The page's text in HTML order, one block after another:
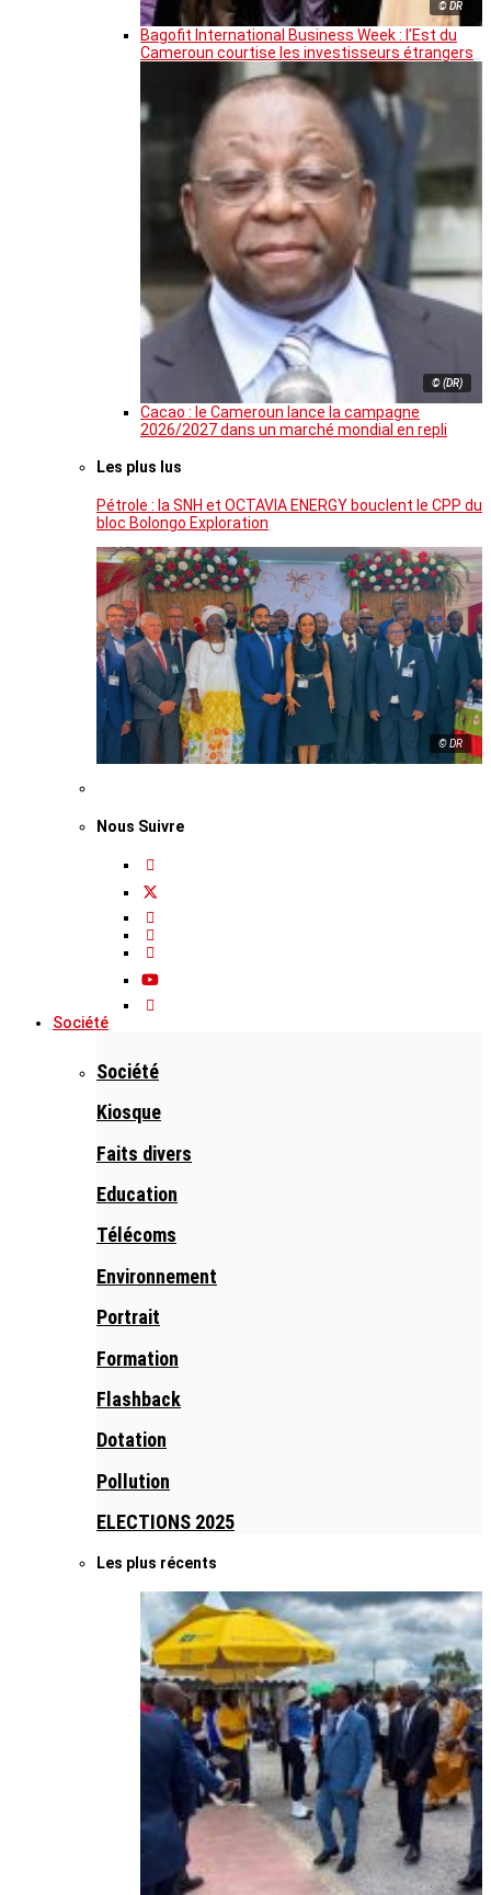
© DR
Bagofit International Business Week : l’Est du
Cameroun courtise les investisseurs étrangers
© (DR)
Cacao : le Cameroun lance la campagne
2026/2027 dans un marché mondial en repli
Les plus lus
Pétrole : la SNH et OCTAVIA ENERGY bouclent le CPP du
bloc Bolongo Exploration
© DR
Nous Suivre
Société
Société
Kiosque
Faits divers
Education
Télécoms
Environnement
Portrait
Formation
Flashback
Dotation
Pollution
ELECTIONS 2025
Les plus récents